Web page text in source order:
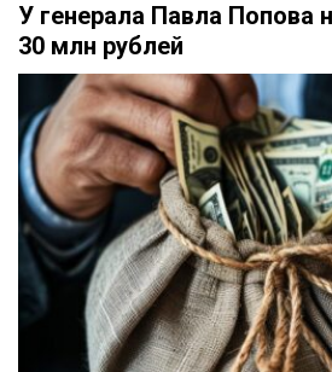
У генерала Павла Попова
30 млн рублей